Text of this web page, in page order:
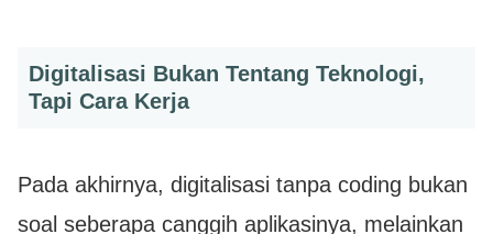
Digitalisasi Bukan Tentang Teknologi,
Tapi Cara Kerja
Pada akhirnya, digitalisasi tanpa coding bukan
soal seberapa canggih aplikasinya, melainkan